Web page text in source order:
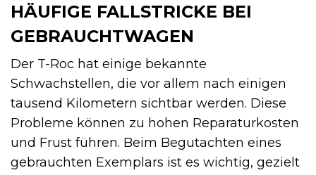
HÄUFIGE FALLSTRICKE BEI
GEBRAUCHTWAGEN
Der T-Roc hat einige bekannte
Schwachstellen, die vor allem nach einigen
tausend Kilometern sichtbar werden. Diese
Probleme können zu hohen Reparaturkosten
und Frust führen. Beim Begutachten eines
gebrauchten Exemplars ist es wichtig, gezielt